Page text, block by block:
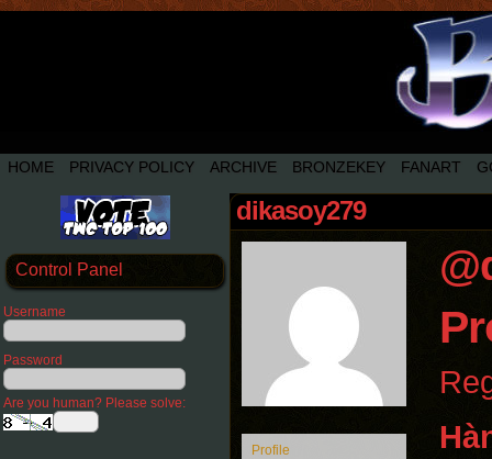
HOME PRIVACY POLICY ARCHIVE BRONZEKEY FANART
Control Panel
Username
Password
Are you human? Please solve:
dikasoy279
Profile